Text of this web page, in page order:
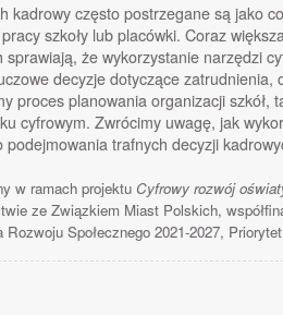
kadrowy często postrzegane są jako
szkoły lub placówki. Coraz
że wykorzystanie narzędzi
decyzje dotyczące
proces planowania organizacji szkół,
cyfrowym. Zwrócimy uwagę, jak
trafnych decyzji
w ramach projektu Cyfrowy rozwój
ze Związkiem Miast Polskich,
Rozwoju Społecznego 2021-2027,